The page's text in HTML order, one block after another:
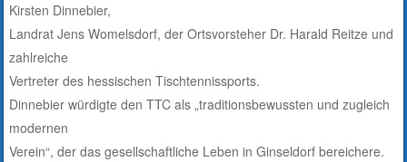
Kirsten Dinnebier,
Landrat Jens Womelsdorf, der Ortsvorsteher Dr. Harald Reitze und
zahlreiche
Vertreter des hessischen Tischtennissports.
Dinnebier würdigte den TTC als „traditionsbewussten und zugleich
modernen
Verein“, der das gesellschaftliche Leben in Ginseldorf bereichere.